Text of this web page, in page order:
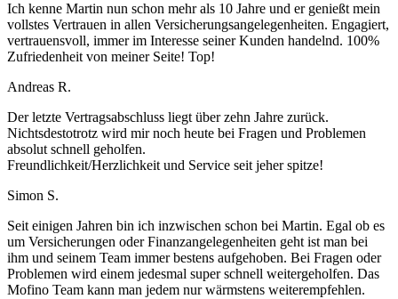
Ich kenne Martin nun schon mehr als 10 Jahre und er genießt mein
vollstes Vertrauen in allen Versicherungsangelegenheiten. Engagiert,
vertrauensvoll, immer im Interesse seiner Kunden handelnd. 100%
Zufriedenheit von meiner Seite! Top!
Andreas R.
Der letzte Vertragsabschluss liegt über zehn Jahre zurück.
Nichtsdestotrotz wird mir noch heute bei Fragen und Problemen
absolut schnell geholfen.
Freundlichkeit/Herzlichkeit und Service seit jeher spitze!
Simon S.
Seit einigen Jahren bin ich inzwischen schon bei Martin. Egal ob es
um Versicherungen oder Finanzangelegenheiten geht ist man bei
ihm und seinem Team immer bestens aufgehoben. Bei Fragen oder
Problemen wird einem jedesmal super schnell weitergeholfen. Das
Mofino Team kann man jedem nur wärmstens weiterempfehlen.